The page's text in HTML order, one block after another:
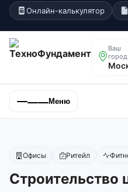
Онлайн-калькулятор
Ваш
город
Меню
Офисы Ритейл
Строительство